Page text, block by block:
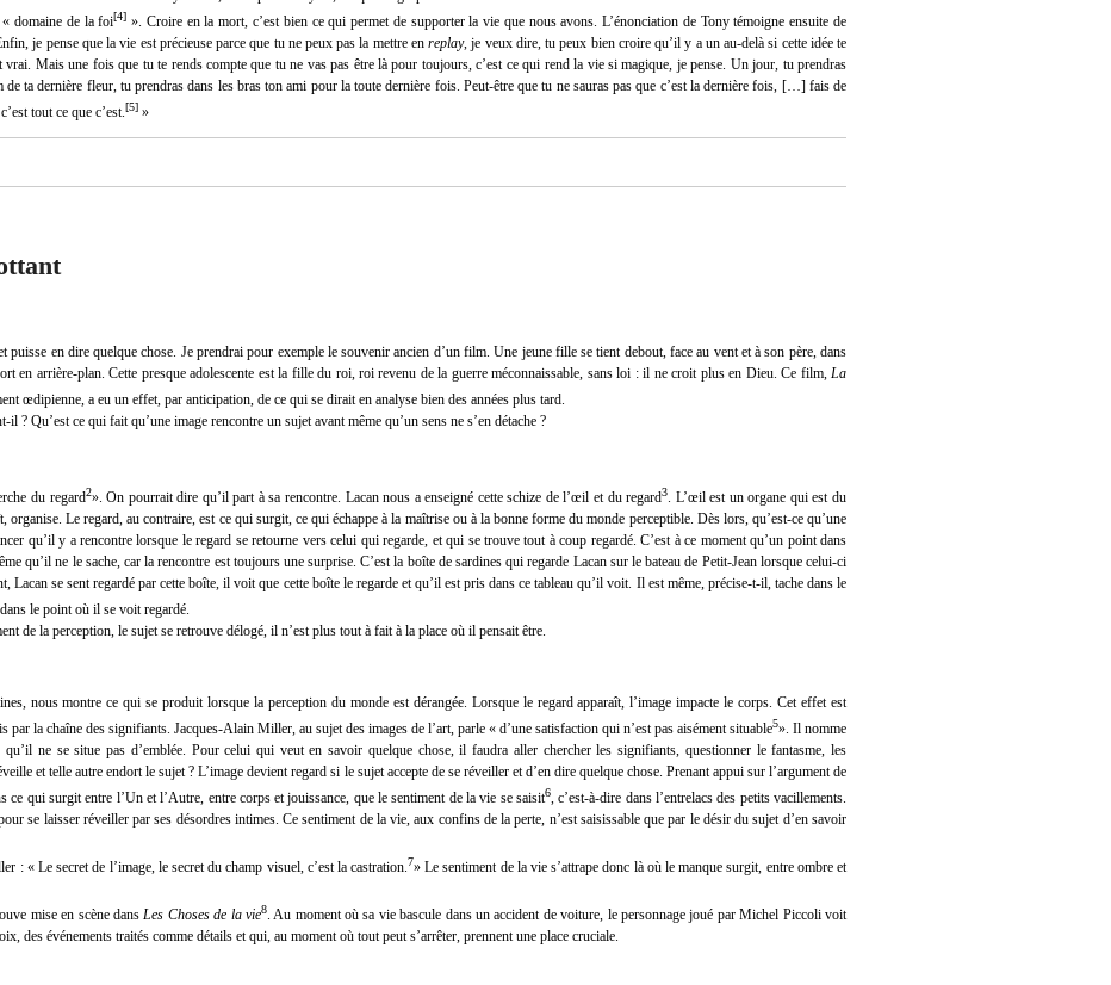
domaine de la foi[4] ». Croire en la mort, c’est bien ce qui permet de supporter la vie que nous avons. L’énonciation de Tony témoigne ensuite de
je pense que la vie est précieuse parce que tu ne peux pas la mettre enreplay, je veux dire, tu peux bien croire qu’il y a un au-delà si cette idée te
vrai. Mais une fois que tu te rends compte que tu ne vas pas être là pour toujours, c’est ce qui rend la vie si magique, je pense. Un jour, tu prendras
ta dernière fleur, tu prendras dans les bras ton ami pour la toute dernière fois. Peut-être que tu ne sauras pas que c’est la dernière fois, […] fais de
tout ce que c’est. [5] »
puisse en dire quelque chose. Je prendrai pour exemple le souvenir ancien d’un film. Une jeune fille se tient debout, face au vent et à son père, dans
en arrière-plan. Cette presque adolescente est la fille du roi, roi revenu de la guerre méconnaissable, sans loi : il ne croit plus en Dieu. Ce film, La
œdipienne, a eu un effet, par anticipation, de ce qui se dirait en analyse bien des années plus tard.
? Qu’est ce qui fait qu’une image rencontre un sujet avant même qu’un sens ne s’en détache ?
du regard2». On pourrait dire qu’il part à sa rencontre. Lacan nous a enseigné cette schize de l’œil et du regard3. L’œil est un organe qui est du
Le regard, au contraire, est ce qui surgit, ce qui échappe à la maîtrise ou à la bonne forme du monde perceptible. Dès lors, qu’est-ce qu’une
qu’il y a rencontre lorsque le regard se retourne vers celui qui regarde, et qui se trouve tout à coup regardé. C’est à ce moment qu’un point dans
qu’il ne le sache, car la rencontre est toujours une surprise. C’est la boîte de sardines qui regarde Lacan sur le bateau de Petit-Jean lorsque celui-ci
Lacan se sent regardé par cette boîte, il voit que cette boîte le regarde et qu’il est pris dans ce tableau qu’il voit. Il est même, précise-t-il, tache dans le
le point où il se voit regardé.
de la perception, le sujet se retrouve délogé, il n’est plus tout à fait à la place où il pensait être.
nous montre ce qui se produit lorsque la perception du monde est dérangée. Lorsque le regard apparaît, l’image impacte le corps. Cet effet est
par la chaîne des signifiants. Jacques-Alain Miller, au sujet des images de l’art, parle « d’une satisfaction qui n’est pas aisément situable5». Il nomme
ne se situe pas d’emblée. Pour celui qui veut en savoir quelque chose, il faudra aller chercher les signifiants, questionner le fantasme, les
et telle autre endort le sujet ? L’image devient regard si le sujet accepte de se réveiller et d’en dire quelque chose. Prenant appui sur l’argument de
ce qui surgit entre l’Un et l’Autre, entre corps et jouissance, que le sentiment de la vie se saisit6, c’est-à-dire dans l’entrelacs des petits vacillements.
se laisser réveiller par ses désordres intimes. Ce sentiment de la vie, aux confins de la perte, n’est saisissable que par le désir du sujet d’en savoir
: « Le secret de l’image, le secret du champ visuel, c’est la castration.7» Le sentiment de la vie s’attrape donc là où le manque surgit, entre ombre et
mise en scène dansLes Choses de la vie8. Au moment où sa vie bascule dans un accident de voiture, le personnage joué par Michel Piccoli voit
des événements traités comme détails et qui, au moment où tout peut s’arrêter, prennent une place cruciale.